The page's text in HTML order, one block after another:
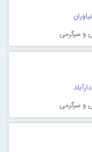
و سرگرمی
و سرگرمی